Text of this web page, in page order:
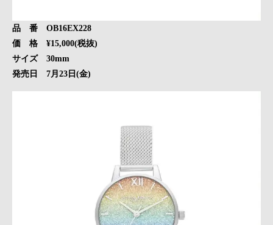
品 番 OB16EX228
価 格 ¥15,000(税抜)
サイズ 30mm
発売日 7月23日(金)